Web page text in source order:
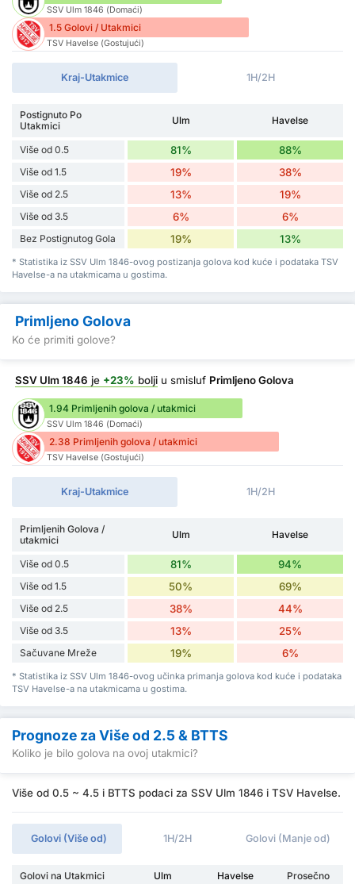
SSV Ulm 1846 (Domaći)
1.5 Golovi / Utakmici
TSV Havelse (Gostujući)
Kraj-Utakmice 1H/2H
Postignuto Po
Utakmici
Ulm Havelse
Više od 0.5 81% 88%
Više od 1.5 19% 38%
Više od 2.5 13% 19%
Više od 3.5 6% 6%
Bez Postignutog Gola 19% 13%
* Statistika iz SSV Ulm 1846-ovog postizanja golova kod kuće i podataka TSV
Havelse-a na utakmicama u gostima.
Primljeno Golova
Ko će primiti golove?
SSV Ulm 1846 je +23% bolji u smisluf Primljeno Golova
1.94 Primljenih golova / utakmici
SSV Ulm 1846 (Domaći)
2.38 Primljenih golova / utakmici
TSV Havelse (Gostujući)
Kraj-Utakmice 1H/2H
Primljenih Golova /
utakmici
Ulm Havelse
Više od 0.5 81% 94%
Više od 1.5 50% 69%
Više od 2.5 38% 44%
Više od 3.5 13% 25%
Sačuvane Mreže 19% 6%
* Statistika iz SSV Ulm 1846-ovog učinka primanja golova kod kuće i podataka
TSV Havelse-a na utakmicama u gostima.
Prognoze za Više od 2.5 & BTTS
Koliko je bilo golova na ovoj utakmici?
Više od 0.5 ~ 4.5 i BTTS podaci za SSV Ulm 1846 i TSV Havelse.
Golovi (Više od) 1H/2H Golovi (Manje od)
Golovi na Utakmici Ulm Havelse
Prosečno